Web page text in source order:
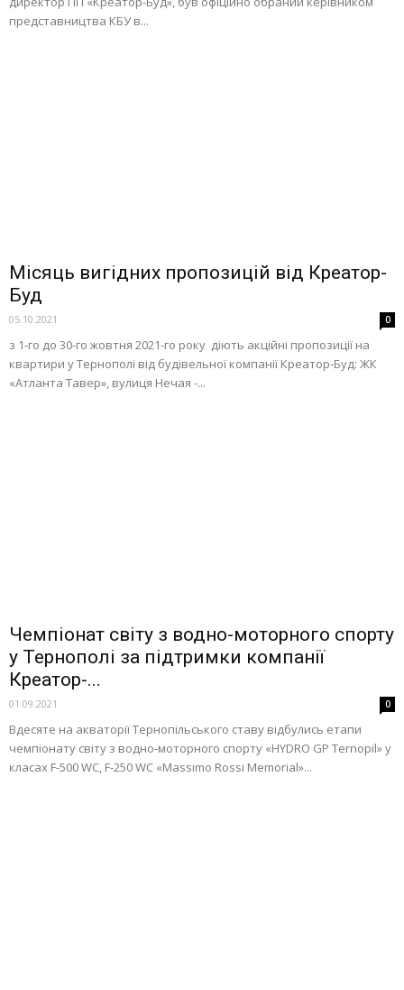
представництва КБУ в...
Місяць вигідних пропозицій від Креатор-
Буд
05.10.2021 0
з 1-го до 30-го жовтня 2021-го року діють акційні пропозиції на
квартири у Тернополі від будівельної компанії Креатор-Буд: ЖК
«Атланта Тавер», вулиця Нечая -...
Чемпіонат світу з водно-моторного спорту
у Тернополі за підтримки компанії
Креатор-...
01.09.2021 0
Вдесяте на акваторії Тернопільського ставу відбулись етапи
чемпіонату світу з водно-моторного спорту «HYDRO GP Ternopil» у
класах F-500 WC, F-250 WC «Massimo Rossi Memorial»...